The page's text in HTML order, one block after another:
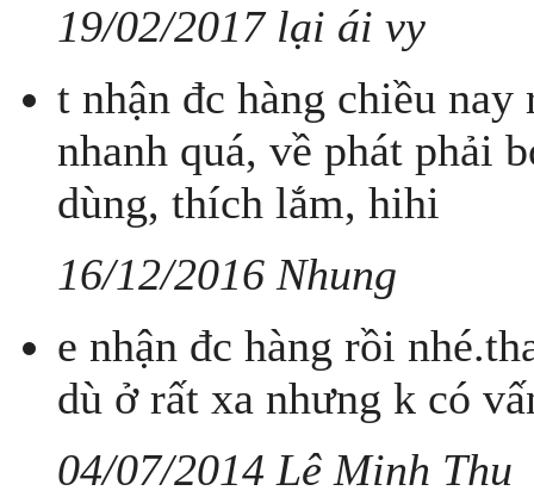
19/02/2017 lại ái vy
t nhận đc hàng chiều
nhanh quá, về phát phải
dùng, thích lắm, hihi
16/12/2016 Nhung
e nhận đc hàng rồi
dù ở rất xa nhưng k có
04/07/2014 Lê Minh Thu